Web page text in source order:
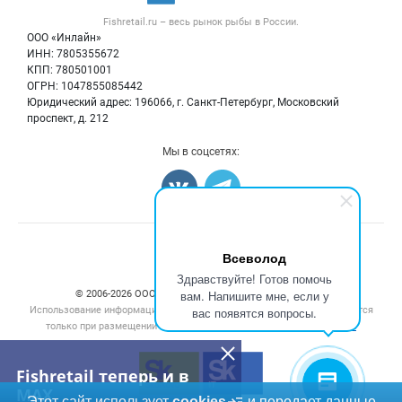
Всеволод
Здравствуйте! Готов помочь
вам. Напишите мне, если у
вас появятся вопросы.
Fishretail теперь и в
MAX
Fishretail.ru – весь рынок рыбы в России.
ООО «Инлайн»
ИНН: 7805355672
КПП: 780501001
ОГРН: 1047855085442
Юридический адрес: 196066, г. Санкт-Петербург, Московский
проспект, д. 212
Политика обработки персональных данных
Блог
Икра
Мы в соцсетях:
Счетчики, авторское право, логотипы
© 2006‑2026 ООО “Инлайн”. 12+ Все права защищены.
Использование информации, размещенной на данном сайте, допускается
только при размещении активной гиперссылки на сайт
fishretail.ru